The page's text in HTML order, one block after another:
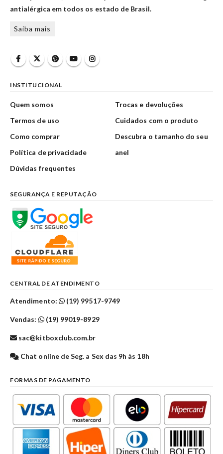
antialérgica em todos os estado de Brasil.
Saiba mais
INSTITUCIONAL
Quem somos
Termos de uso
Como comprar
Política de privacidade
Dúvidas frequentes
Trocas e devoluções
Cuidados com o produto
Descubra o tamanho do seu
anel
SEGURANÇA E REPUTAÇÃO
CENTRAL DE ATENDIMENTO
Atendimento: (19) 99517-9749
Vendas: (19) 99019-8929
sac@kitboxclub.com.br
Chat online de Seg. a Sex das 9h às 18h
FORMAS DE PAGAMENTO